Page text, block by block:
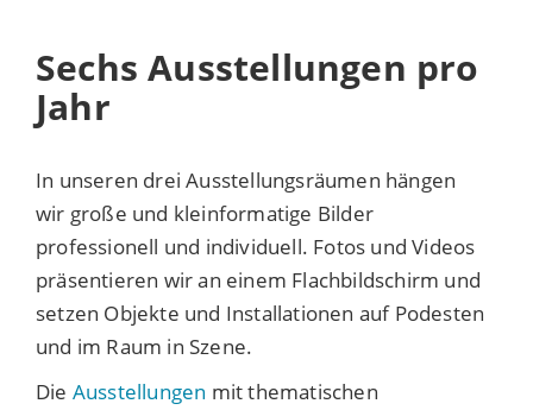
Sechs Ausstellungen pro
Jahr
In unseren drei Ausstellungsräumen hängen
wir große und kleinformatige Bilder
professionell und individuell. Fotos und Videos
präsentieren wir an einem Flachbildschirm und
setzen Objekte und Installationen auf Podesten
und im Raum in Szene.
Die Ausstellungen mit thematischen